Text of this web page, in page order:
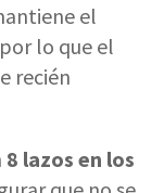
el
lo que el
recién
8 lazos en los